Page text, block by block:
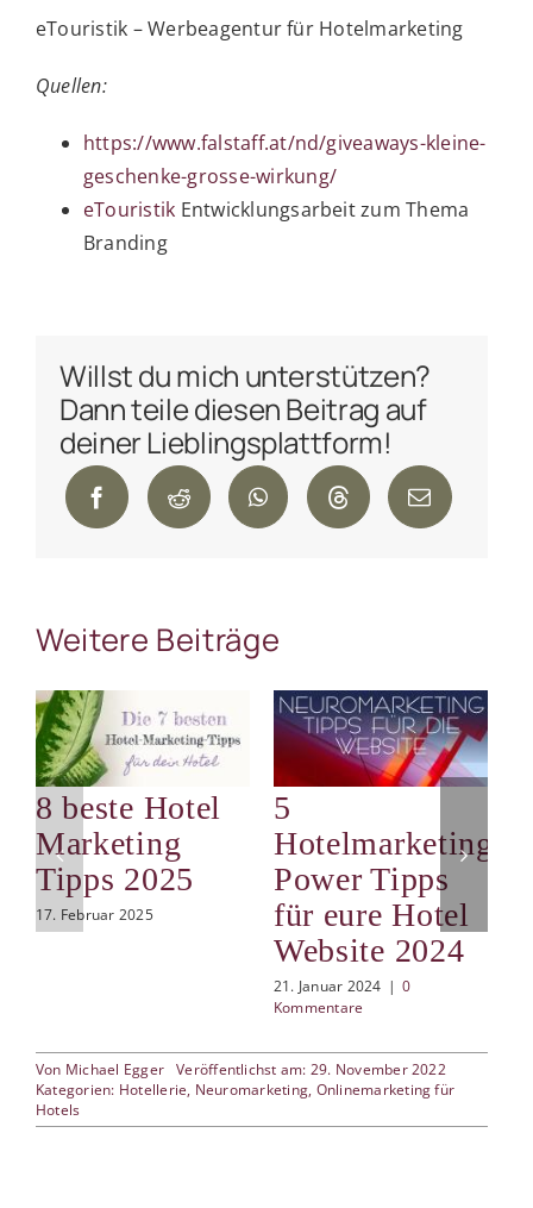
eTouristik – Werbeagentur für Hotelmarketing
Quellen:
https://www.falstaff.at/nd/giveaways-kleine-
geschenke-grosse-wirkung/
eTouristik Entwicklungsarbeit zum Thema
Branding
Willst du mich unterstützen?
Dann teile diesen Beitrag auf
deiner Lieblingsplattform!
Weitere Beiträge
8 beste Hotel
Marketing
Tipps 2025
17. Februar 2025
5
Hotelmarketing
Power Tipps
für eure Hotel
Website 2024
21. Januar 2024 | 0
Kommentare
Von Michael Egger Veröffentlichst am: 29. November 2022
Kategorien: Hotellerie, Neuromarketing, Onlinemarketing für
Hotels